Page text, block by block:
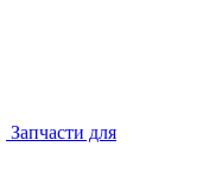
Запчасти для